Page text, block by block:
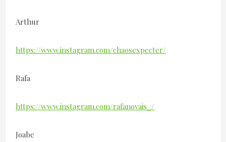
Arthur
https://www.instagram.com/chaosexpecter/
Rafa
https://www.instagram.com/rafanovais_/
Joabe